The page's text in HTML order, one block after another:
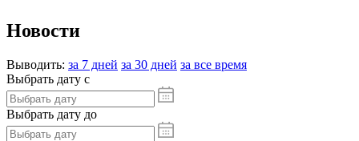
Новости
Выводить: за 7 дней за 30 дней за все время
Выбрать дату с
Выбрать дату до